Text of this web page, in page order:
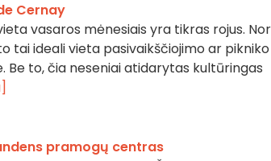
Cernay
vasaros mėnesiais yra tikras rojus.
tai ideali vieta pasivaikščiojimo ar pikniko
to, čia neseniai atidarytas kultūringas
pramogų centras